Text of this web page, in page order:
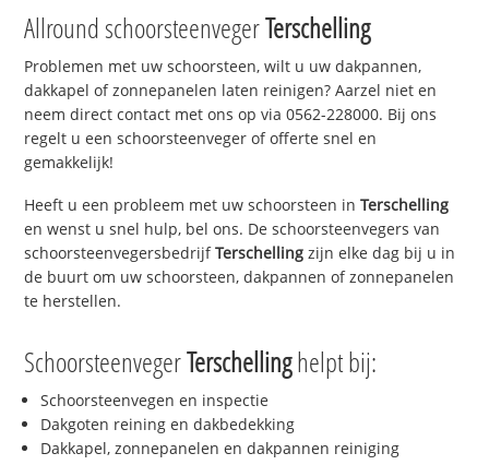
Allround schoorsteenvegerTerschelling
Problemen met uw schoorsteen, wilt u uw dakpannen,
dakkapel of zonnepanelen laten reinigen? Aarzel niet en
neem direct contact met ons op via 0562-228000. Bij ons
regelt u een schoorsteenveger of offerte snel en
gemakkelijk!
Heeft u een probleem met uw schoorsteen inTerschelling
en wenst u snel hulp, bel ons. De schoorsteenvegers van
schoorsteenvegersbedrijfTerschelling zijn elke dag bij u in
de buurt om uw schoorsteen, dakpannen of zonnepanelen
te herstellen.
SchoorsteenvegerTerschellinghelpt bij:
Schoorsteenvegen en inspectie
Dakgoten reining en dakbedekking
Dakkapel, zonnepanelen en dakpannen reiniging